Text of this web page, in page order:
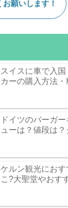
スイスに車で入
カーの購入方法
ドイツのバーガ
ューは？値段は
ケルン観光にお
こ?大聖堂やおす